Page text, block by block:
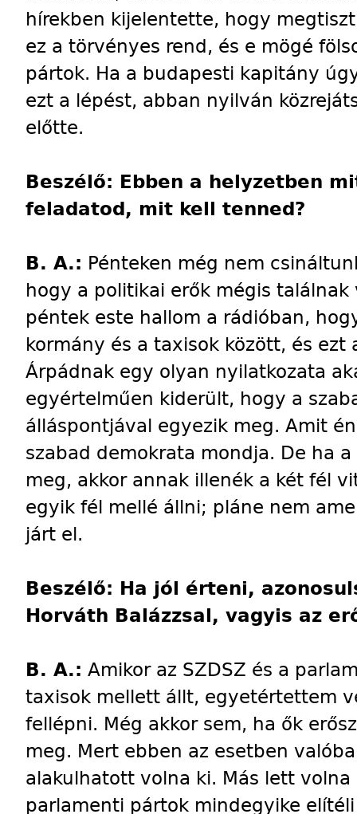
hírekben kijelentette, hogy
ez a törvényes rend, és e mögé
pártok. Ha a budapesti kapitány
ezt a lépést, abban nyilván
előtte.
Beszélő: Ebben a helyzetben
feladatod, mit kell tenned?
B. A.: Pénteken még nem
hogy a politikai erők mégis
péntek este hallom a rádióban,
kormány és a taxisok között, és ezt
Árpádnak egy olyan nyilatkozata
egyértelműen kiderült, hogy a
álláspontjával egyezik meg. Amit
szabad demokrata mondja. De ha
meg, akkor annak illenék a két fél
egyik fél mellé állni; pláne nem
járt el.
Beszélő: Ha jól érteni,
Horváth Balázzsal, vagyis az
B. A.: Amikor az SZDSZ és a
taxisok mellett állt, egyetértettem
fellépni. Még akkor sem, ha ők
meg. Mert ebben az esetben
alakulhatott volna ki. Más lett
parlamenti pártok mindegyike